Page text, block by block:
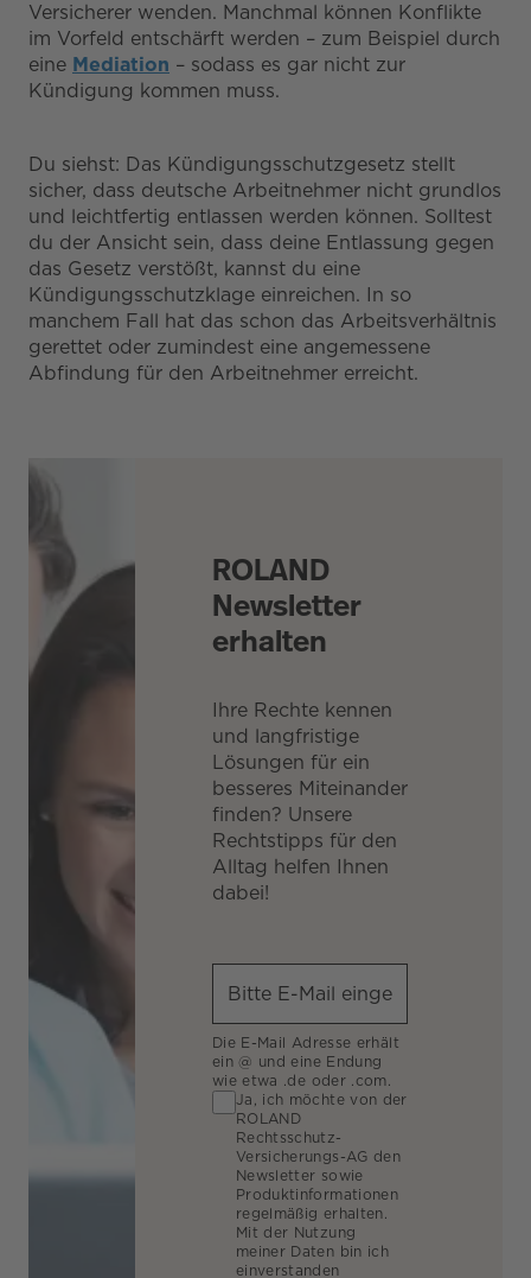
Versicherer wenden. Manchmal können Konflikte
im Vorfeld entschärft werden – zum Beispiel durch
eine Mediation – sodass es gar nicht zur
Kündigung kommen muss.
Du siehst: Das Kündigungsschutzgesetz stellt
sicher, dass deutsche Arbeitnehmer nicht grundlos
und leichtfertig entlassen werden können. Solltest
du der Ansicht sein, dass deine Entlassung gegen
das Gesetz verstößt, kannst du eine
Kündigungsschutzklage einreichen. In so
manchem Fall hat das schon das Arbeitsverhältnis
gerettet oder zumindest eine angemessene
Abfindung für den Arbeitnehmer erreicht.
ROLAND
Newsletter
erhalten
Ihre Rechte kennen
und langfristige
Lösungen für ein
besseres Miteinander
finden? Unsere
Rechtstipps für den
Alltag helfen Ihnen
dabei!
Die E-Mail Adresse erhält
ein @ und eine Endung
wie etwa .de oder .com.
Ja, ich möchte von der
ROLAND
Rechtsschutz-
Versicherungs-AG den
Newsletter sowie
Produktinformationen
regelmäßig erhalten.
Mit der Nutzung
meiner Daten bin ich
einverstanden